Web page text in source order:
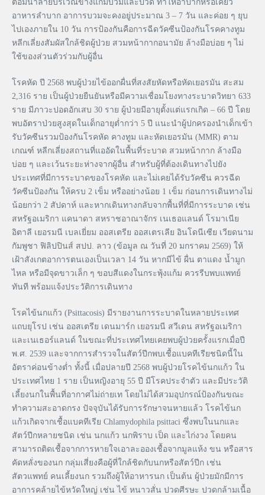
ต่อมน้ำลายบริเวณข้างแก้มบวมและปวด ทำให้อ้าปากหรือเคี้ยว
อาหารลำบาก อาการบวมจะคงอยู่ประมาณ 3 – 7 วัน และค่อย ๆ ยุบ
ไปเองภายใน 10 วัน การป้องกันคือการฉีดวัคซีนป้องกันโรคคางทูม
หลีกเลี่ยงสัมผัสใกล้ชิดผู้ป่วย สวมหน้ากากอนามัย ล้างมือบ่อย ๆ ไม่
ใช้ของส่วนตัวร่วมกับผู้อื่น
โรคหัด ปี 2568 พบผู้ป่วยไข้ออกผื่นที่สงสัยหัดหรือหัดเยอรมัน สะสม
2,316 ราย เป็นผู้ป่วยยืนยันหรือมีความเชื่อมโยงทางระบาดวิทยา 633
ราย มีภาวะปอดอักเสบ 30 ราย ผู้ป่วยมีอายุตั้งแต่แรกเกิด – 66 ปี โดย
พบอัตราป่วยสูงสุดในเด็กอายุต่ำกว่า 5 ปี แนะนำผู้ปกครองนำเด็กเข้า
รับวัคซีนรวมป้องกันโรคหัด คางทูม และหัดเยอรมัน (MMR) ตาม
เกณฑ์ หลีกเลี่ยงสถานที่แออัดในพื้นที่ระบาด สวมหน้ากาก ล้างมือ
บ่อย ๆ และเว้นระยะห่างจากผู้อื่น สำหรับผู้ที่ต้องเดินทางไปยัง
ประเทศที่มีการระบาดของโรคหัด และไม่เคยได้รับวัคซีน ควรฉีด
วัคซีนป้องกัน ให้ครบ 2 เข็ม หรืออย่างน้อย 1 เข็ม ก่อนการเดินทางไม่
น้อยกว่า 2 สัปดาห์ และหากเดินทางกลับจากพื้นที่ที่มีการระบาด เช่น
สหรัฐอเมริกา แคนาดา สหราชอาณาจักร เนเธอแลนด์ โรมาเนีย
อิตาลี เยอรมนี เบลเยี่ยม ออสเตรีย ออสเตรเลีย อินโดนีเซีย เวียดนาม
กัมพูชา ฟิลิปปินส์ สปป. ลาว (ข้อมูล ณ วันที่ 20 มกราคม 2569) ให้
เฝ้าสังเกตอาการตนเองเป็นเวลา 14 วัน หากมีไข้ ผื่น ตาแดง น้ำมูก
ไหล หรือมีจุดขาวเล็ก ๆ ขอบสีแดงในกระพุ้งแก้ม ควรรีบพบแพทย์
ทันที พร้อม​แจ้งประวัติการเดินทาง
โรคไข้นกแก้ว (Psittacosis) มีรายงานการระบาดในหลายประเทศ
แถบยุโรป เช่น ออสเตรีย เดนมาร์ก เยอรมนี สวีเดน สหรัฐอเมริกา
และเนเธอร์แลนด์ ในขณะที่ประเทศไทยเคยพบผู้ป่วยครั้งแรกเมื่อปี
พ.ศ. 2539 และจากการสำรวจในสัตว์ปีกพบเชื้อแบคทีเรียชนิดนี้ใน
อัตราค่อนข้างต่ำ ทั้งนี้ เมื่อปลายปี 2568 พบผู้ป่วยโรคไข้นกแก้ว ใน
ประเทศไทย 1 ราย เป็นหญิงอายุ 55 ปี มีโรคประจำตัว และมีประวัติ
เลี้ยงนกในพื้นที่อากาศไม่ถ่ายเท โดยไม่ได้สวมอุปกรณ์ป้องกันขณะ
ทำความสะอาดกรง ปัจจุบันได้รับการรักษาจนหายแล้ว โรคไข้นก
แก้วเกิดจากเชื้อแบคทีเรีย Chlamydophila psittaci ซึ่งพบในนกและ
สัตว์ปีกหลายชนิด เช่น นกแก้ว นกพิราบ เป็ด และไก่งวง โดยคน
สามารถติดเชื้อจากการหายใจเอาละอองเชื้อจากมูลแห้ง ขน หรือสาร
คัดหลั่งของนก กลุ่มเสี่ยงคือผู้ที่ใกล้ชิดกับนกหรือสัตว์ปีก เช่น
สัตวแพทย์ คนเลี้ยงนก รวมถึงผู้ให้อาหารนก เป็นต้น ผู้ป่วยมักมีการ
อาการคล้ายไข้หวัดใหญ่ เช่น ไข้ หนาวสั่น ปวดศีรษะ ปวดกล้ามเนื้อ